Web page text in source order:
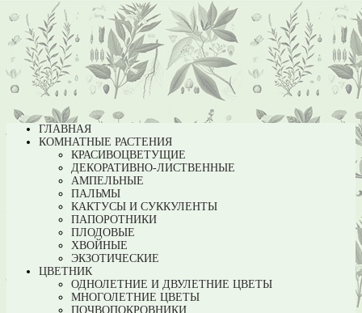
ГЛАВНАЯ
КОМНАТНЫЕ РАСТЕНИЯ
КРАСИВОЦВЕТУЩИЕ
ДЕКОРАТИВНО-ЛИСТВЕННЫЕ
АМПЕЛЬНЫЕ
ПАЛЬМЫ
КАКТУСЫ И СУККУЛЕНТЫ
ПАПОРОТНИКИ
ПЛОДОВЫЕ
ХВОЙНЫЕ
ЭКЗОТИЧЕСКИЕ
ЦВЕТНИК
ОДНОЛЕТНИЕ И ДВУЛЕТНИЕ ЦВЕТЫ
МНОГОЛЕТНИЕ ЦВЕТЫ
ПОЧВОПОКРОВНИКИ